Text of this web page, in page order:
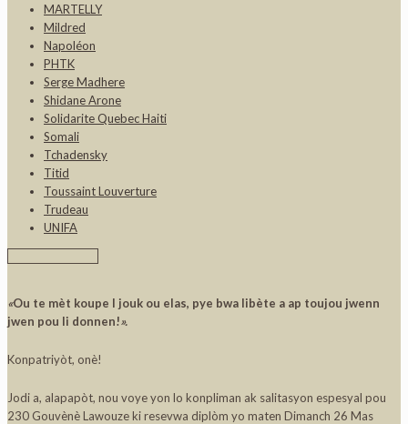
MARTELLY
Mildred
Napoléon
PHTK
Serge Madhere
Shidane Arone
Solidarite Quebec Haiti
Somali
Tchadensky
Titid
Toussaint Louverture
Trudeau
UNIFA
«Ou te mèt koupe l jouk ou elas, pye bwa libète a ap toujou jwenn
jwen pou li donnen!».
Konpatriyòt, onè!
Jodi a, alapapòt, nou voye yon lo konpliman ak salitasyon espesyal pou
230 Gouvènè Lawouze ki resevwa diplòm yo maten Dimanch 26 Mas